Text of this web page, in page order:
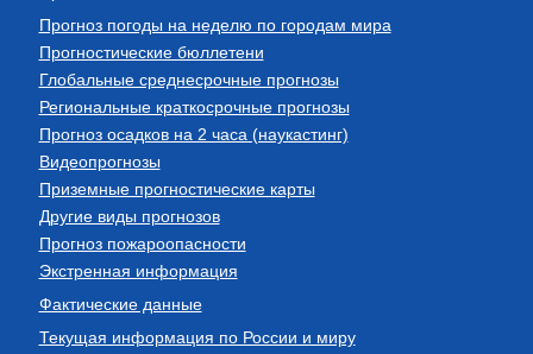
Прогноз погоды на неделю по городам мира
Прогностические бюллетени
Глобальные среднесрочные прогнозы
Региональные краткосрочные прогнозы
Прогноз осадков на 2 часа (наукастинг)
Видеопрогнозы
Приземные прогностические карты
Другие виды прогнозов
Прогноз пожароопасности
Экстренная информация
Фактические данные
Текущая информация по России и миру